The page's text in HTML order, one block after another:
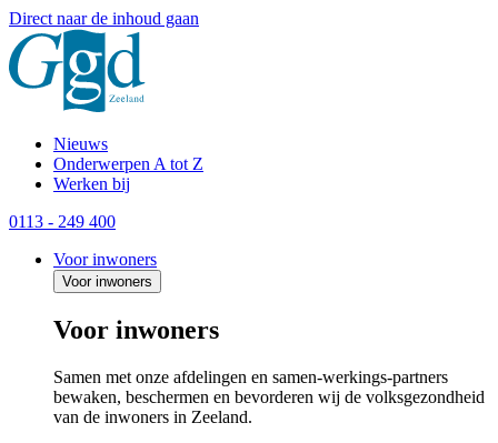
Direct naar de inhoud gaan
Nieuws
Onderwerpen A tot Z
Werken bij
0113 - 249 400
Voor inwoners
Voor inwoners
Voor inwoners
Samen met onze afdelingen en samen-werkings-partners
bewaken, beschermen en bevorderen wij de volksgezondheid
van de inwoners in Zeeland.